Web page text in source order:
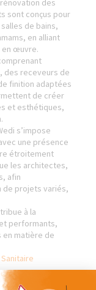
des
sont conçus pour
de bains,
en alliant
en œuvre.
des receveurs de
finition adaptées
de créer
et esthétiques,
s’impose
une présence
étroitement
les architectes,
afin
de projets variés,
à la
performants,
en matière de